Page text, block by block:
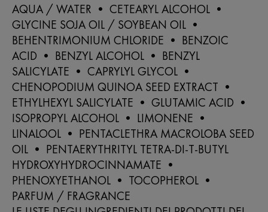
AQUA / WATER • CETEARYL ALCOHOL •
GLYCINE SOJA OIL / SOYBEAN OIL •
BEHENTRIMONIUM CHLORIDE • BENZOIC
ACID • BENZYL ALCOHOL • BENZYL
SALICYLATE • CAPRYLYL GLYCOL •
CHENOPODIUM QUINOA SEED EXTRACT •
ETHYLHEXYL SALICYLATE • GLUTAMIC ACID •
ISOPROPYL ALCOHOL • LIMONENE •
LINALOOL • PENTACLETHRA MACROLOBA SEED
OIL • PENTAERYTHRITYL TETRA-DI-T-BUTYL
HYDROXYHYDROCINNAMATE •
PHENOXYETHANOL • TOCOPHEROL •
PARFUM / FRAGRANCE